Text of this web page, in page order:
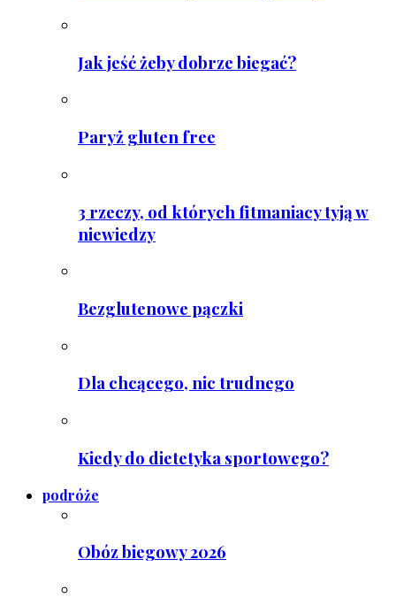
Jak jeść żeby dobrze biegać?
Paryż gluten free
3 rzeczy, od których fitmaniacy tyją w
niewiedzy
Bezglutenowe pączki
Dla chcącego, nic trudnego
Kiedy do dietetyka sportowego?
podróże
Obóz biegowy 2026